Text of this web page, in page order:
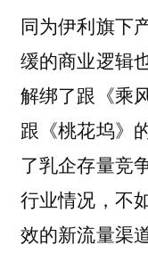
同为伊利旗下
缓的商业逻辑
解绑了跟《乘
跟《桃花坞》
了乳企存量竞
行业情况，不
效的新流量渠